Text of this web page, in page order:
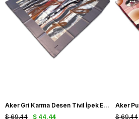
Aker Gri Karma Desen Tivil İpek Eşarp 8808713 - 912
$ 44.44
$ 69.44 $ 69.44